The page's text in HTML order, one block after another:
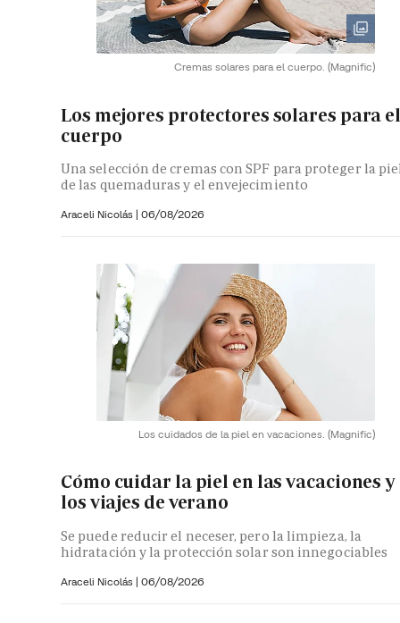
Cremas solares para el cuerpo. (Magnific)
Los mejores protectores solares para
cuerpo
Una selección de cremas con SPF para proteger la
de las quemaduras y el envejecimiento
Araceli Nicolás | 06/08/2026
Los cuidados de la piel en vacaciones. (Magnific)
Cómo cuidar la piel en las vacaciones y
los viajes de verano
Se puede reducir el neceser, pero la limpieza, la
hidratación y la protección solar son innegociables
Araceli Nicolás | 06/08/2026